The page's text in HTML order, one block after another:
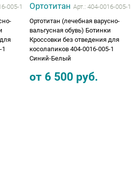
005-1
Ортотитан Арт.: 404-0016-005-1
Ортотитан (лечебная варусно-
вальгусная обувь) Ботинки
Кроссовки без отведения для
косолапиков 404-0016-005-1
Синий-Белый
от 6 500 руб.